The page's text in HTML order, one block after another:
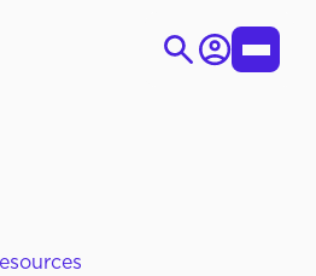
Iniciar
sesiónToggle